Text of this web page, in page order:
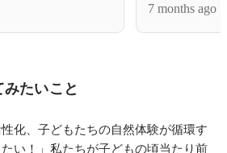
7 months ago
たいこと
性化、子どもたちの自然体験が循環す
い！」私たちが子どもの頃当たり前